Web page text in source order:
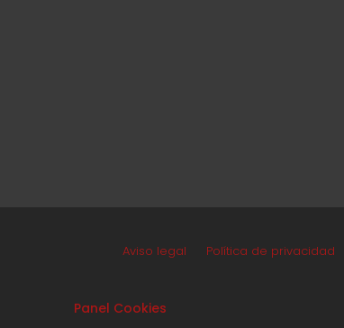
Aviso legal Política de privacidad
Panel Cookies